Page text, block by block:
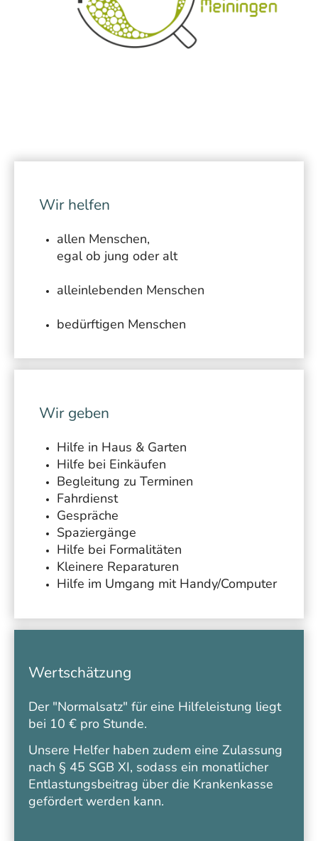
Wir helfen
allen Menschen,
egal ob jung oder alt
alleinlebenden Menschen
bedürftigen Menschen
Wir geben
Hilfe in Haus & Garten
Hilfe bei Einkäufen
Begleitung zu Terminen
Fahrdienst
Gespräche
Spaziergänge
Hilfe bei Formalitäten
Kleinere Reparaturen
Hilfe im Umgang mit Handy/Computer
Wertschätzung
Der "Normalsatz" für eine Hilfeleistung liegt
bei 10 € pro Stunde.
Unsere Helfer haben zudem eine Zulassung
nach § 45 SGB XI, sodass ein monatlicher
Entlastungsbeitrag über die Krankenkasse
gefördert werden kann.